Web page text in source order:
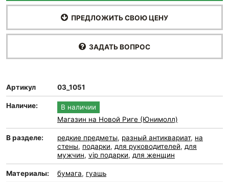
ПРЕДЛОЖИТЬ СВОЮ ЦЕНУ
ЗАДАТЬ ВОПРОС
Артикул 03_1051
Наличие:
В наличии
Магазин на Новой Риге (Юнимолл)
В разделе: редкие предметы, разный антиквариат, на
стены, подарки, для руководителей, для
мужчин, vip подарки, для женщин
Материалы: бумага, гуашь